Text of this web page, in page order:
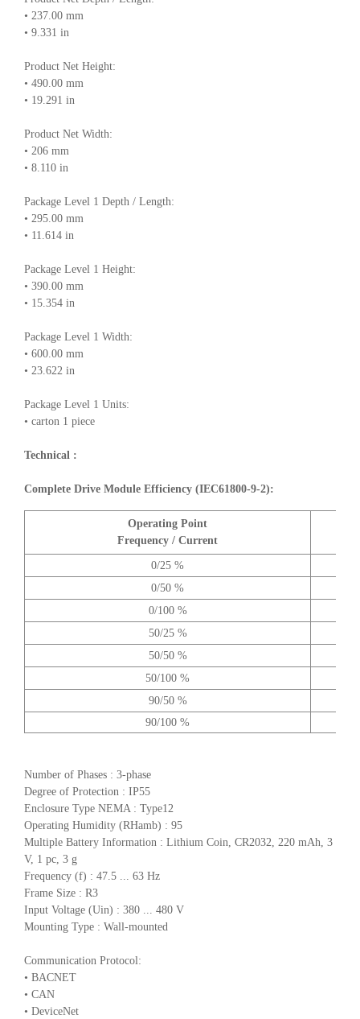
• 237.00 mm
• 9.331 in
Product Net Height:
• 490.00 mm
• 19.291 in
Product Net Width:
• 206 mm
• 8.110 in
Package Level 1 Depth / Length:
• 295.00 mm
• 11.614 in
Package Level 1 Height:
• 390.00 mm
• 15.354 in
Package Level 1 Width:
• 600.00 mm
• 23.622 in
Package Level 1 Units:
• carton 1 piece
Technical :
Complete Drive Module Efficiency (IEC61800-9-2):
Operating Point
Frequency / Current
0/25 %
0/50 %
0/100 %
50/25 %
50/50 %
50/100 %
90/50 %
90/100 %
Number of Phases : 3-phase
Degree of Protection : IP55
Enclosure Type NEMA : Type12
Operating Humidity (RHamb) : 95
Multiple Battery Information : Lithium Coin, CR2032, 220 mAh, 3
V, 1 pc, 3 g
Frequency (f) : 47.5 ... 63 Hz
Frame Size : R3
Input Voltage (Uin) : 380 ... 480 V
Mounting Type : Wall-mounted
Communication Protocol:
• BACNET
• CAN
• DeviceNet